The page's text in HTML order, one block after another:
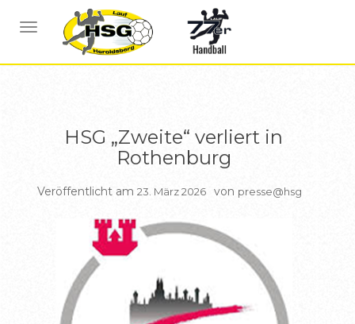
NAVIGATION UMSCHALTEN
BERICHTE HSG2
HSG „Zweite“ verliert in
Rothenburg
Veröffentlicht am 23. März 2026 von presse@hsg